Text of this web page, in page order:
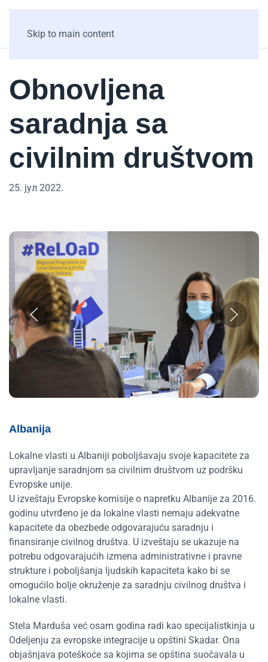
Skip to main content
Obnovljena
saradnja sa
civilnim društvom
25. јул 2022.
Albanija
Lokalne vlasti u Albaniji poboljšavaju svoje kapacitete za
upravljanje saradnjom sa civilnim društvom uz podršku
Evropske unije.
U izveštaju Evropske komisije o napretku Albanije za 2016.
godinu utvrđeno je da lokalne vlasti nemaju adekvatne
kapacitete da obezbede odgovarajuću saradnju i
finansiranje civilnog društva. U izveštaju se ukazuje na
potrebu odgovarajućih izmena administrativne i pravne
strukture i poboljšanja ljudskih kapaciteta kako bi se
omogućilo bolje okruženje za saradnju civilnog društva i
lokalne vlasti.
Stela Marduša već osam godina radi kao specijalistkinja u
Odeljenju za evropske integracije u opštini Skadar. Ona
objašnjava poteškoće sa kojima se opština suočavala u